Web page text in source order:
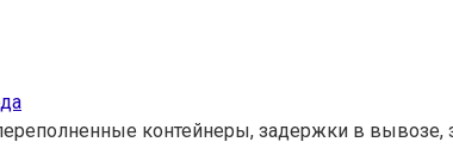
контейнеры, задержки в